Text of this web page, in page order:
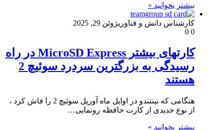
بیشتر بخوانید »
کارشناس دانش و فناوریژوئن 29, 2025
0
کارتهای بیشتر MicroSD Express در راه
رسیدگی به بزرگترین سردرد سوئیچ 2
هستند
هنگامی که نینتندو در اوایل ماه آوریل سوئیچ 2 را فاش کرد ،
از نوع جدیدی از کارت حافظه رونمایی…
بیشتر بخوانید »